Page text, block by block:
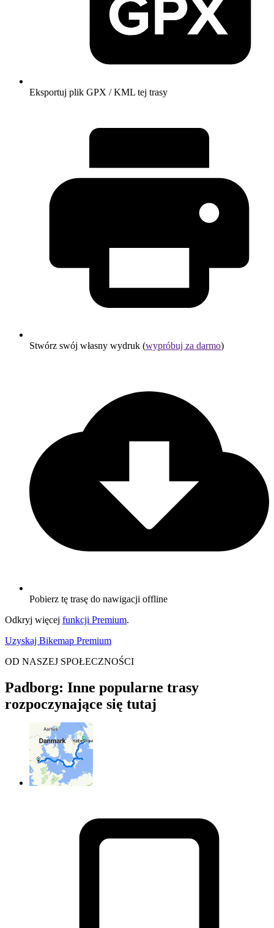
Eksportuj plik GPX / KML tej trasy
Stwórz swój własny wydruk (wypróbuj za darmo)
Pobierz tę trasę do nawigacji offline
Odkryj więcej funkcji Premium.
Uzyskaj Bikemap Premium
OD NASZEJ SPOŁECZNOŚCI
Padborg: Inne popularne trasy
rozpoczynające się tutaj